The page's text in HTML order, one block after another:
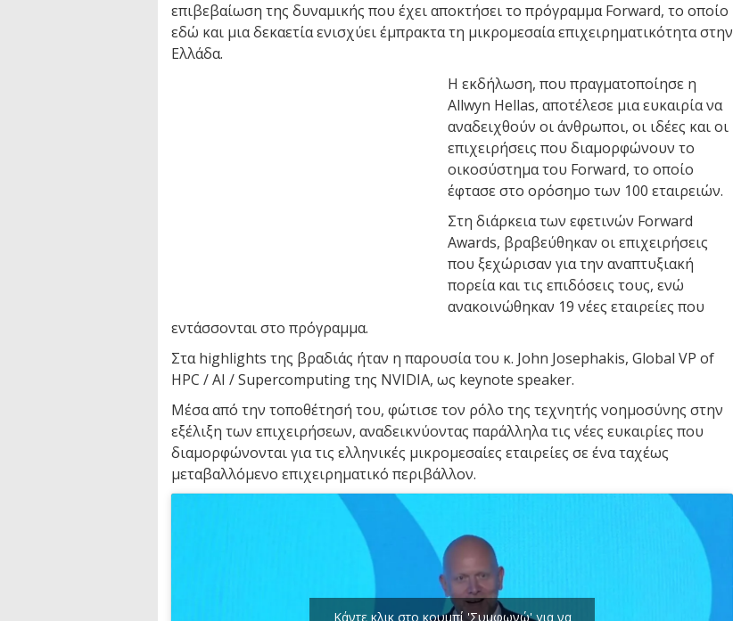
επιβεβαίωση της δυναμικής που έχει αποκτήσει το πρόγραμμα Forward, το οποίο
εδώ και μια δεκαετία ενισχύει έμπρακτα τη μικρομεσαία επιχειρηματικότητα στην
Ελλάδα.
Η εκδήλωση, που πραγματοποίησε η
Allwyn Hellas, αποτέλεσε μια ευκαιρία να
αναδειχθούν οι άνθρωποι, οι ιδέες και οι
επιχειρήσεις που διαμορφώνουν το
οικοσύστημα του Forward, το οποίο
έφτασε στο ορόσημο των 100 εταιρειών.
Στη διάρκεια των εφετινών Forward
Awards, βραβεύθηκαν οι επιχειρήσεις
που ξεχώρισαν για την αναπτυξιακή
πορεία και τις επιδόσεις τους, ενώ
ανακοινώθηκαν 19 νέες εταιρείες που
εντάσσονται στο πρόγραμμα.
Στα highlights της βραδιάς ήταν η παρουσία του κ. John Josephakis, Global VP of
HPC / AI / Supercomputing της NVIDIA, ως keynote speaker.
Μέσα από την τοποθέτησή του, φώτισε τον ρόλο της τεχνητής νοημοσύνης στην
εξέλιξη των επιχειρήσεων, αναδεικνύοντας παράλληλα τις νέες ευκαιρίες που
διαμορφώνονται για τις ελληνικές μικρομεσαίες εταιρείες σε ένα ταχέως
μεταβαλλόμενο επιχειρηματικό περιβάλλον.
Κάντε κλικ στο κουμπί 'Συμφωνώ' για να